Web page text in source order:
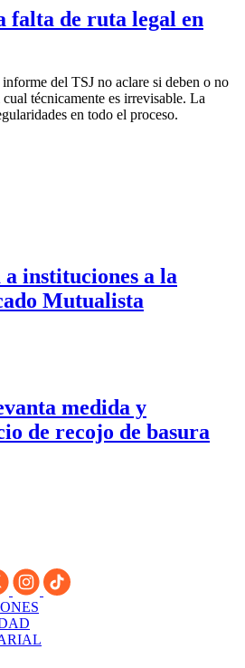
falta de ruta legal en
del TSJ no aclare si deben o no
técnicamente es irrevisable. La
en todo el proceso.
instituciones a la
Mutualista
medida y
de recojo de basura